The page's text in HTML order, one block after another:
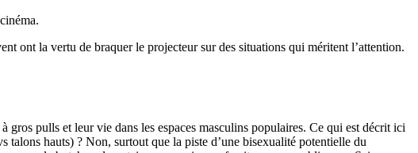
ont la vertu de braquer le projecteur sur des situations qui méritent l’attention.
pulls et leur vie dans les espaces masculins populaires. Ce qui est décrit ici
talons hauts) ? Non, surtout que la piste d’une bisexualité potentielle du